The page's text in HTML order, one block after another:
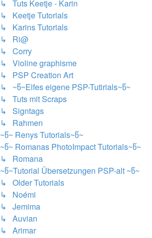
↳ Tuts Keetje - Karin
↳ Keetje Tutorials
↳ Karins Tutorials
↳ Ri@
↳ Corry
↳ Violine graphisme
↳ PSP Creation Art
↳ ~წ~Elfes eigene PSP-Tutirials~წ~
↳ Tuts mit Scraps
↳ Signtags
↳ Rahmen
~წ~ Renys Tutorials~წ~
~წ~ Romanas PhotoImpact Tutorials~წ~
↳ Romana
~წ~Tutorial Übersetzungen PSP-alt ~წ~
↳ Older Tutorials
↳ Noémi
↳ Jemima
↳ Auvian
↳ Arimar